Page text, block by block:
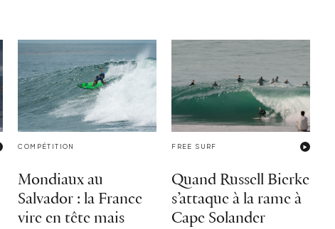
COMPÉTITION
Mondiaux au
Salvador : la France
vire en tête mais
FREE SURF
Quand Russell Bierke
s’attaque à la rame à
Cape Solander